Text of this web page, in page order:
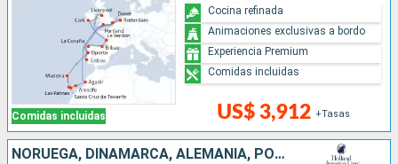
Comidas incluidas US$ 3,912 +Tasas
Cocina refinada
Animaciones exclusivas a bordo
Experiencia Premium
Comidas incluidas
NORUEGA, DINAMARCA, ALEMANIA, POLONIA, LITUANIA, LETONIA, PAISES BAJOS, MARRUECOS, PORTUGAL, REINO UNIDO